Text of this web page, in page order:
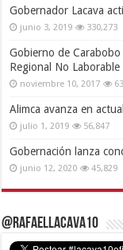
Gobernador Lacava
junio 3, 2019 330,273
Gobierno de
Regional No Laborable
noviembre 10, 2017
Alimca avanza en
julio 1, 2019 56,847
Gobernación lanza
junio 12, 2020 45,829
@RafaelLacava10